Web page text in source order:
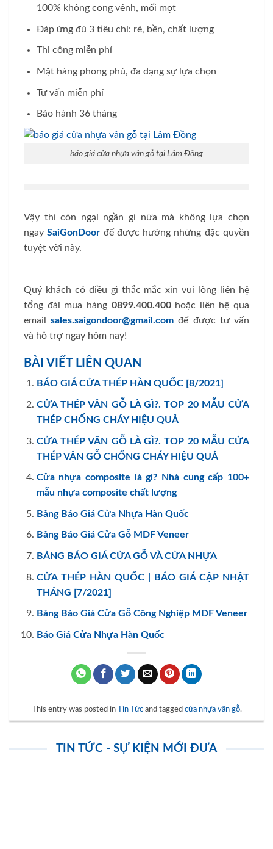
100% không cong vênh, mối mọt
Đáp ứng đủ 3 tiêu chí: rẻ, bền, chất lượng
Thi công miễn phí
Mặt hàng phong phú, đa dạng sự lựa chọn
Tư vấn miễn phí
Bảo hành 36 tháng
báo giá cửa nhựa vân gỗ tại Lâm Đồng
Vậy thì còn ngại ngần gì nữa mà không lựa chọn
ngaySaiGonDoor để được hưởng những đặc quyền
tuyệt vời này.
Quý khách có điều gì thắc mắc xin vui lòng liên hệ
tổng đài mua hàng 0899.400.400hoặc liên hệ qua
emailsales.saigondoor@gmail.com để được tư vấn
và hỗ trợ ngay hôm nay!
BÀI VIẾT LIÊN QUAN
BÁO GIÁ CỬA THÉP HÀN QUỐC [8/2021]
CỬA THÉP VÂN GỖ LÀ GÌ?. TOP 20 MẪU CỬA
THÉP CHỐNG CHÁY HIỆU QUẢ
CỬA THÉP VÂN GỖ LÀ GÌ?. TOP 20 MẪU CỬA
THÉP VÂN GỖ CHỐNG CHÁY HIỆU QUẢ
Cửa nhựa composite là gì? Nhà cung cấp 100+
mẫu nhựa composite chất lượng
Bảng Báo Giá Cửa Nhựa Hàn Quốc
Bảng Báo Giá Cửa Gỗ MDF Veneer
BẢNG BÁO GIÁ CỬA GỖ VÀ CỬA NHỰA
CỬA THÉP HÀN QUỐC | BÁO GIÁ CẬP NHẬT
THÁNG [7/2021]
Bảng Báo Giá Cửa Gỗ Công Nghiệp MDF Veneer
Báo Giá Cửa Nhựa Hàn Quốc
This entry was posted in Tin Tứcand tagged cửa nhựa vân gỗ.
TIN TỨC - SỰ KIỆN MỚI ĐƯA